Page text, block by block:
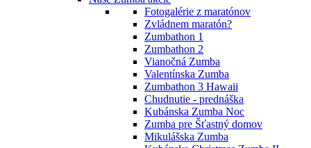
Fotogalérie z maratónov
Zvládnem maratón?
Zumbathon 1
Zumbathon 2
Vianočná Zumba
Valentínska Zumba
Zumbathon 3 Hawaii
Chudnutie - prednáška
Kubánska Zumba Noc
Zumba pre Šťastný domov
Mikulášska Zumba